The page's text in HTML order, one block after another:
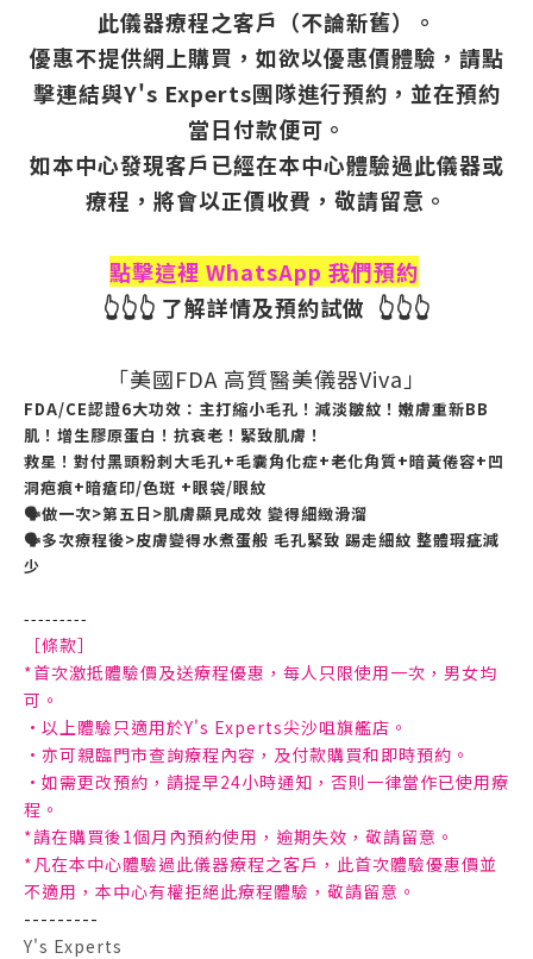
此儀器療程之客戶（不論新舊）。
優惠不提供網上購買，如欲以優惠價體驗，請點
擊連結與Y's Experts團隊進行預約，並在預約
當日付款便可。
如本中心發現客戶已經在本中心體驗過此儀器或
療程，將會以正價收費，敬請留意。
點擊這裡 WhatsApp 我們預約
👆👆👆 了解詳情及預約試做 👆👆👆
「美國FDA 高質醫美儀器Viva」
FDA/CE認證6大功效：主打縮小毛孔！減淡皺紋！嫩膚重新BB
肌！增生膠原蛋白！抗衰老！緊致肌膚！
救星！對付黑頭粉刺大毛孔+毛囊角化症+老化角質+暗黃倦容+凹
洞疤痕+暗瘡印/色斑 +眼袋/眼紋
🗣️做一次>第五日>肌膚顯見成效 變得細緻滑溜
🗣️多次療程後>皮膚變得水煮蛋般 毛孔緊致 踢走細紋 整體瑕疵減
少
---------
［條款］
*首次激抵體驗價及送療程優惠，每人只限使用一次，男女均
可。
•以上體驗只適用於Y's Experts尖沙咀旗艦店。
•亦可親臨門市查詢療程內容，及付款購買和即時預約。
•如需更改預約，請提早24小時通知，否則一律當作已使用療
程。
*請在購買後1個月內預約使用，逾期失效，敬請留意。
*凡在本中心體驗過此儀器療程之客戶，此首次體驗優惠價並
不適用，本中心有權拒絕此療程體驗，敬請留意。
---------
Y's Experts